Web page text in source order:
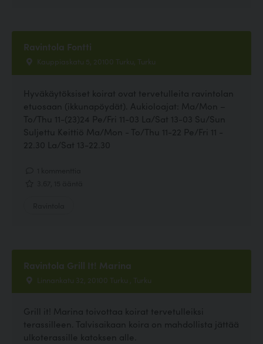
Ravintola Fontti
Kauppiaskatu 5, 20100 Turku, Turku
Hyväkäytöksiset koirat ovat tervetulleita ravintolan
etuosaan (ikkunapöydät). Aukioloajat: Ma/Mon –
To/Thu 11-(23)24 Pe/Fri 11-03 La/Sat 13-03 Su/Sun
Suljettu Keittiö Ma/Mon - To/Thu 11-22 Pe/Fri 11 -
22.30 La/Sat 13-22.30
Ravintola Grill It! Marina
Linnankatu 32, 20100 Turku , Turku
Grill it! Marina toivottaa koirat tervetulleiksi
terassilleen. Talvisaikaan koira on mahdollista jättää
ulkoterassille katoksen alle.